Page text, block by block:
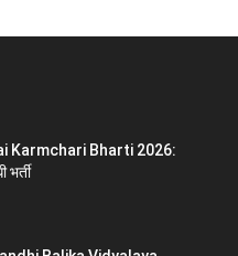
Karmchari Bharti 2026:
भर्ती